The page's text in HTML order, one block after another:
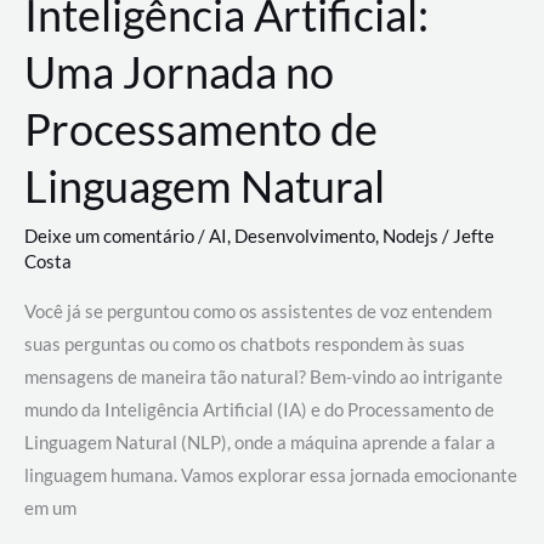
Inteligência Artificial:
Uma Jornada no
Processamento de
Linguagem Natural
Deixe um comentário/AI, Desenvolvimento, Nodejs / Jefte
Costa
Você já se perguntou como os assistentes de voz entendem
suas perguntas ou como os chatbots respondem às suas
mensagens de maneira tão natural? Bem-vindo ao intrigante
mundo da Inteligência Artificial (IA) e do Processamento de
Linguagem Natural (NLP), onde a máquina aprende a falar a
linguagem humana. Vamos explorar essa jornada emocionante
em um